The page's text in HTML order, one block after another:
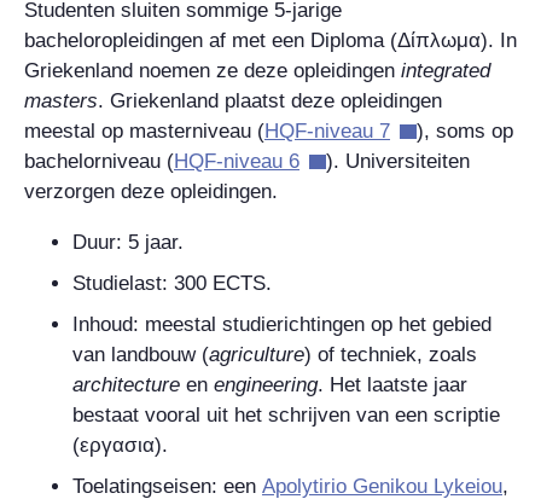
Studenten sluiten sommige 5-jarige
bacheloropleidingen af met een Diploma (Δίπλωμα). In
Griekenland noemen ze deze opleidingen integrated
masters. Griekenland plaatst deze opleidingen
meestal op masterniveau (HQF-niveau 7
), soms op
bachelorniveau (HQF-niveau 6
). Universiteiten
verzorgen deze opleidingen.
Duur: 5 jaar.
Studielast: 300 ECTS.
Inhoud: meestal studierichtingen op het gebied
van landbouw (agriculture) of techniek, zoals
architecture en engineering. Het laatste jaar
bestaat vooral uit het schrijven van een scriptie
(εργασια).
Toelatingseisen: een Apolytirio Genikou Lykeiou,